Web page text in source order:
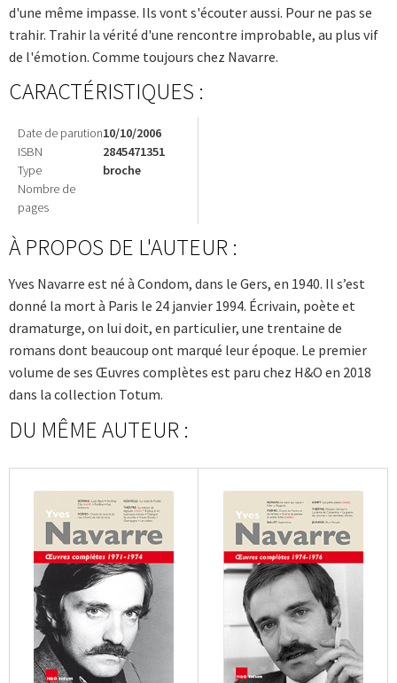
d'une même impasse. Ils vont s'écouter aussi. Pour ne pas se
trahir. Trahir la vérité d'une rencontre improbable, au plus vif
de l'émotion. Comme toujours chez Navarre.
CARACTÉRISTIQUES :
Date de parution
ISBN
Type
Nombre de
pages
10/10/2006
2845471351
broche
À PROPOS DE L'AUTEUR :
Yves Navarre est né à Condom, dans le Gers, en 1940. Il s’est
donné la mort à Paris le 24 janvier 1994. Écrivain, poète et
dramaturge, on lui doit, en particulier, une trentaine de
romans dont beaucoup ont marqué leur époque. Le premier
volume de ses Œuvres complètes est paru chez H&O en 2018
dans la collection Totum.
DU MÊME AUTEUR :